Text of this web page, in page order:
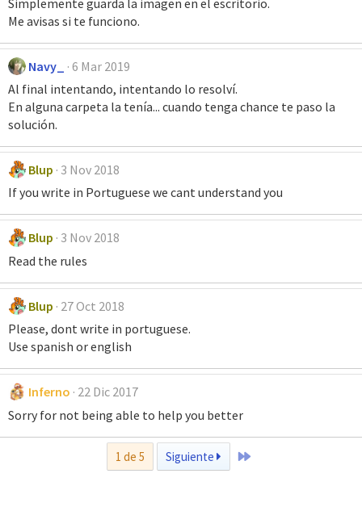
Me avisas si te funciono.
Navy_
6 Mar 2019
Al final intentando, intentando lo resolví.
En alguna carpeta la tenía... cuando tenga chance te paso la
solución.
Blup 3 Nov 2018
If you write in Portuguese we cant understand you
Blup 3 Nov 2018
Read the rules
Blup 27 Oct 2018
Please, dont write in portuguese.
Use spanish or english
Inferno 22 Dic 2017
Sorry for not being able to help you better
1 de 5 Siguiente Último